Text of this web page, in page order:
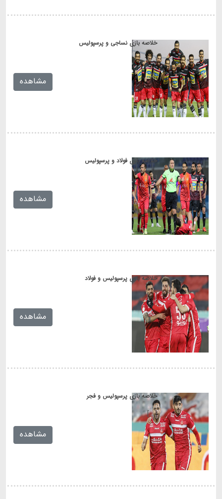
خلاصه بازی نساجی و پرسپولیس
[...]
مشاهده
خلاصه بازی فولاد و پرسپولیس
[...]
مشاهده
خلاصه بازی پرسپولیس و فولاد
[...]
مشاهده
خلاصه بازی پرسپولیس و فجر
[...]
مشاهده